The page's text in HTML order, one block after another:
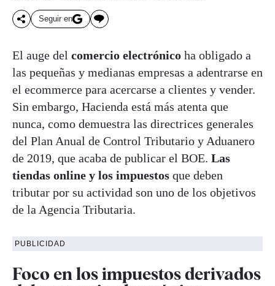
Seguir en
El auge del comercio electrónico ha obligado a
las pequeñas y medianas empresas a adentrarse en
el ecommerce para acercarse a clientes y vender.
Sin embargo, Hacienda está más atenta que
nunca, como demuestra las directrices generales
del Plan Anual de Control Tributario y Aduanero
de 2019, que acaba de publicar el BOE. Las
tiendas online y los impuestos que deben
tributar por su actividad son uno de los objetivos
de la Agencia Tributaria.
PUBLICIDAD
Foco en los impuestos derivados